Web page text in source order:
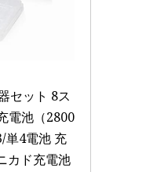
セット 8ス
電池（2800
単4電池 充
カド充電池